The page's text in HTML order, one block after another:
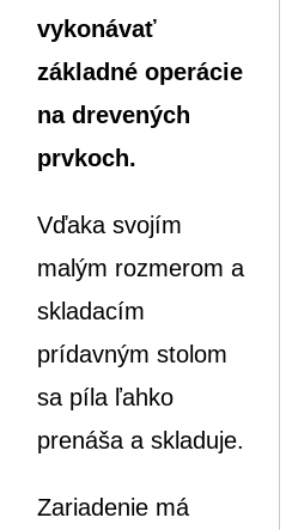
vykonávať
základné operácie
na drevených
prvkoch.
Vďaka svojím
malým rozmerom a
skladacím
prídavným stolom
sa píla ľahko
prenáša a skladuje.
Zariadenie má